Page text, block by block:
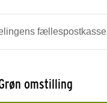
fællespostkasse
omstilling